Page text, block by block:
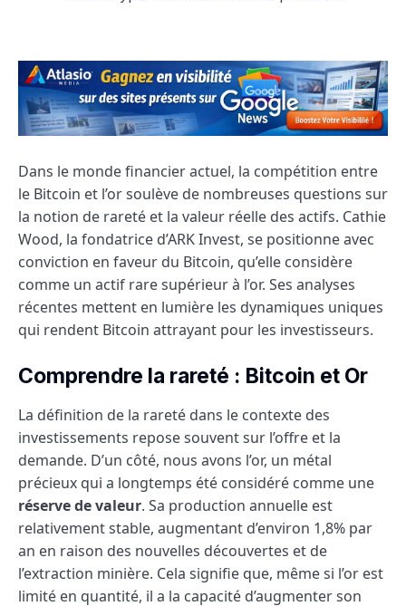
Dans le monde financier actuel, la compétition entre
le Bitcoin et l’or soulève de nombreuses questions sur
la notion de rareté et la valeur réelle des actifs. Cathie
Wood, la fondatrice d’ARK Invest, se positionne avec
conviction en faveur du Bitcoin, qu’elle considère
comme un actif rare supérieur à l’or. Ses analyses
récentes mettent en lumière les dynamiques uniques
qui rendent Bitcoin attrayant pour les investisseurs.
Comprendre la rareté : Bitcoin et Or
La définition de la rareté dans le contexte des
investissements repose souvent sur l’offre et la
demande. D’un côté, nous avons l’or, un métal
précieux qui a longtemps été considéré comme une
réserve de valeur. Sa production annuelle est
relativement stable, augmentant d’environ 1,8% par
an en raison des nouvelles découvertes et de
l’extraction minière. Cela signifie que, même si l’or est
limité en quantité, il a la capacité d’augmenter son